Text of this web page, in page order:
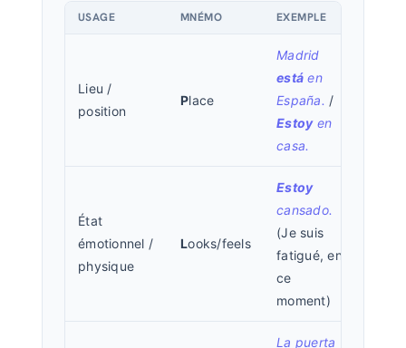
USAGE MNÉMO EXEMPLE
Lieu /
position
Place
Madrid
está en
España. /
Estoyen
casa.
État
émotionnel /
physique
Looks/feels
Estoy
cansado.
(Je suis
fatigué, en
ce
moment)
La puerta